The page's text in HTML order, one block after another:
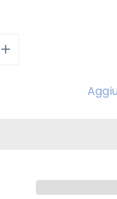
Aumenta
quantità
ELISABETTA